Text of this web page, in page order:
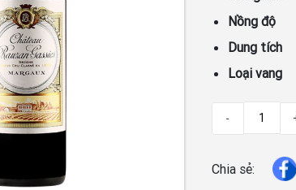
Nồng độ
Dung tích
Loại vang
-
Chia sẻ: